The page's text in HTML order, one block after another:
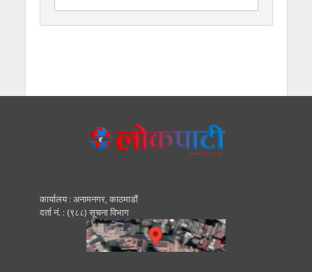
कार्यालय : अनामनगर, काठमाडाैं
दर्ता नं. : (९८८) सूचना विभाग